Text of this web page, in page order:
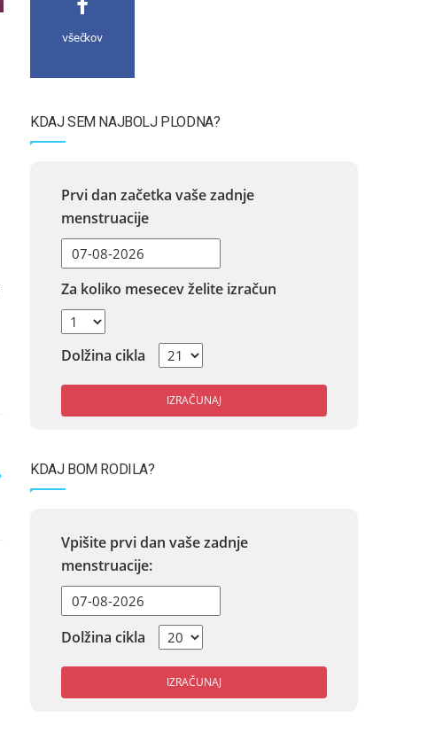
všečkov
KDAJ SEM NAJBOLJ PLODNA?
Prvi dan začetka vaše zadnje
menstruacije
Za koliko mesecev želite izračun
Dolžina cikla
IZRAČUNAJ
KDAJ BOM RODILA?
Vpišite prvi dan vaše zadnje
menstruacije:
Dolžina cikla
IZRAČUNAJ